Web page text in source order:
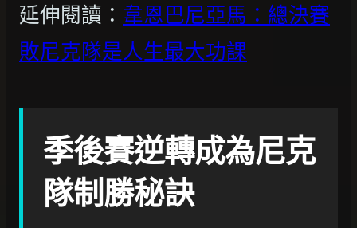
延伸閱讀： 韋恩巴尼亞馬：總決賽
敗尼克隊是人生最大功課
季後賽逆轉成為尼克
隊制勝秘訣